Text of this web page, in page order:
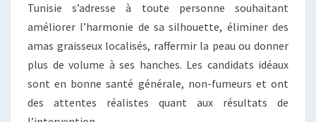
Tunisie s’adresse à toute personne souhaitant
améliorer l’harmonie de sa silhouette, éliminer des
amas graisseux localisés, raffermir la peau ou donner
plus de volume à ses hanches. Les candidats idéaux
sont en bonne santé générale, non-fumeurs et ont
des attentes réalistes quant aux résultats de